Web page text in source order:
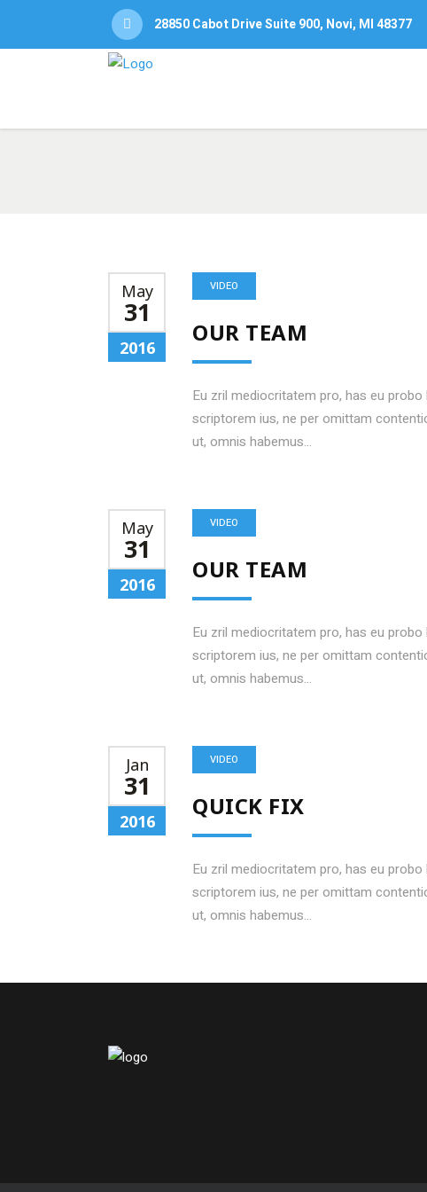
28850 Cabot Drive Suite 900, Novi, MI 48377
May
31
2016
VIDEO
OUR TEAM
Eu zril mediocritatem pro, has eu
scriptorem ius, ne per omittam
ut, omnis habemus...
May
31
2016
VIDEO
OUR TEAM
Eu zril mediocritatem pro, has eu
scriptorem ius, ne per omittam
ut, omnis habemus...
Jan
31
2016
VIDEO
QUICK FIX
Eu zril mediocritatem pro, has eu
scriptorem ius, ne per omittam
ut, omnis habemus...